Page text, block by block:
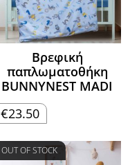
Βρεφική
παπλωματοθήκη
BUNNYNEST MADI
€23.50
OUT OF STOCK